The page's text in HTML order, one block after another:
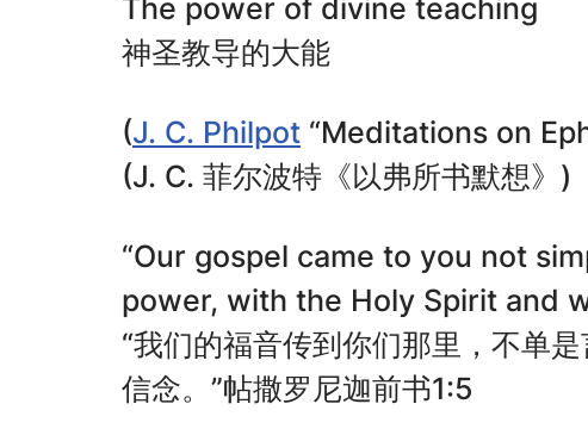
The power of divine teaching
神圣教导的大能
(J. C. Philpot “Meditations on
(J. C. 菲尔波特《以弗所书默想》)
“Our gospel came to you not
power, with the Holy Spirit and
“我们的福音传到你们那里，不单
信念。”帖撒罗尼迦前书1:5